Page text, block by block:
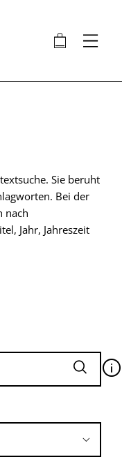
🛍 ⋮
Sie beruht
Bei der
nach
Jahr, Jahreszeit
🛈